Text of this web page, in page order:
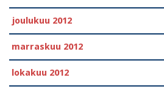
joulukuu 2012
marraskuu 2012
lokakuu 2012